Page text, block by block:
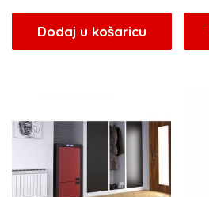
Dodaj u košaricu